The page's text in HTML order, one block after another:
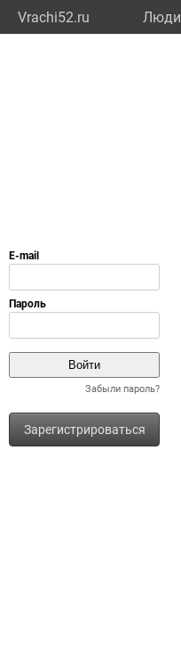
Vrachi52.ru Люди
Забыли пароль?
Зарегистрироваться